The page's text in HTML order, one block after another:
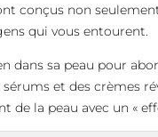
conçus non
qui vous entourent.
dans sa peau pour
et des crèmes
la peau avec un «